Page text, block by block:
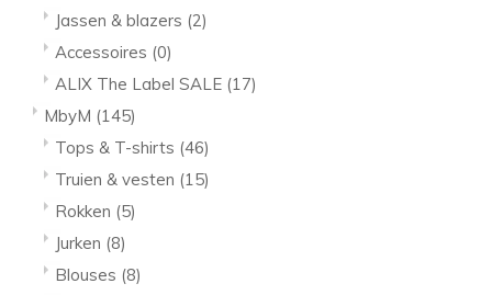
Jassen & blazers (2)
Accessoires (0)
ALIX The Label SALE (17)
MbyM (145)
Tops & T-shirts (46)
Truien & vesten (15)
Rokken (5)
Jurken (8)
Blouses (8)